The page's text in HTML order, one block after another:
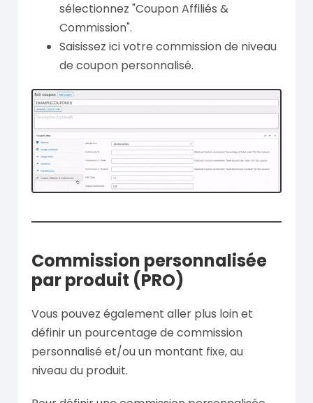
sélectionnez "Coupon Affiliés &
Commission".
Saisissez ici votre commission de niveau
de coupon personnalisé.
Commission personnalisée
par produit (PRO)
Vous pouvez également aller plus loin et
définir un pourcentage de commission
personnalisé et/ou un montant fixe, au
niveau du produit.